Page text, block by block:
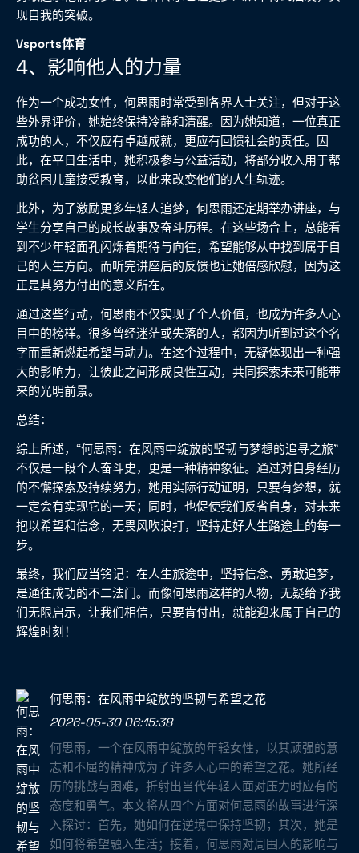
现自我的突破。
Vsports体育
4、影响他人的力量
作为一个成功女性，何思雨时常受到各界人士关注，但对于这
些外界评价，她始终保持冷静和清醒。因为她知道，一位真正
成功的人，不仅应有卓越成就，更应有回馈社会的责任。因
此，在平日生活中，她积极参与公益活动，将部分收入用于帮
助贫困儿童接受教育，以此来改变他们的人生轨迹。
此外，为了激励更多年轻人追梦，何思雨还定期举办讲座，与
学生分享自己的成长故事及奋斗历程。在这些场合上，总能看
到不少年轻面孔闪烁着期待与向往，希望能够从中找到属于自
己的人生方向。而听完讲座后的反馈也让她倍感欣慰，因为这
正是其努力付出的意义所在。
通过这些行动，何思雨不仅实现了个人价值，也成为许多人心
目中的榜样。很多曾经迷茫或失落的人，都因为听到过这个名
字而重新燃起希望与动力。在这个过程中，无疑体现出一种强
大的影响力，让彼此之间形成良性互动，共同探索未来可能带
来的光明前景。
总结：
综上所述，“何思雨：在风雨中绽放的坚韧与梦想的追寻之旅”
不仅是一段个人奋斗史，更是一种精神象征。通过对自身经历
的不懈探索及持续努力，她用实际行动证明，只要有梦想，就
一定会有实现它的一天；同时，也促使我们反省自身，对未来
抱以希望和信念，无畏风吹浪打，坚持走好人生路途上的每一
步。
最终，我们应当铭记：在人生旅途中，坚持信念、勇敢追梦，
是通往成功的不二法门。而像何思雨这样的人物，无疑给予我
们无限启示，让我们相信，只要肯付出，就能迎来属于自己的
辉煌时刻！
何思雨：在风雨中绽放的坚韧与希望之花
2026-05-30 06:15:38
何思雨，一个在风雨中绽放的年轻女性，以其顽强的意
志和不屈的精神成为了许多人心中的希望之花。她所经
历的挑战与困难，折射出当代年轻人面对压力时应有的
态度和勇气。本文将从四个方面对何思雨的故事进行深
入探讨：首先，她如何在逆境中保持坚韧；其次，她是
如何将希望融入生活；接着，何思雨对周围人的影响与